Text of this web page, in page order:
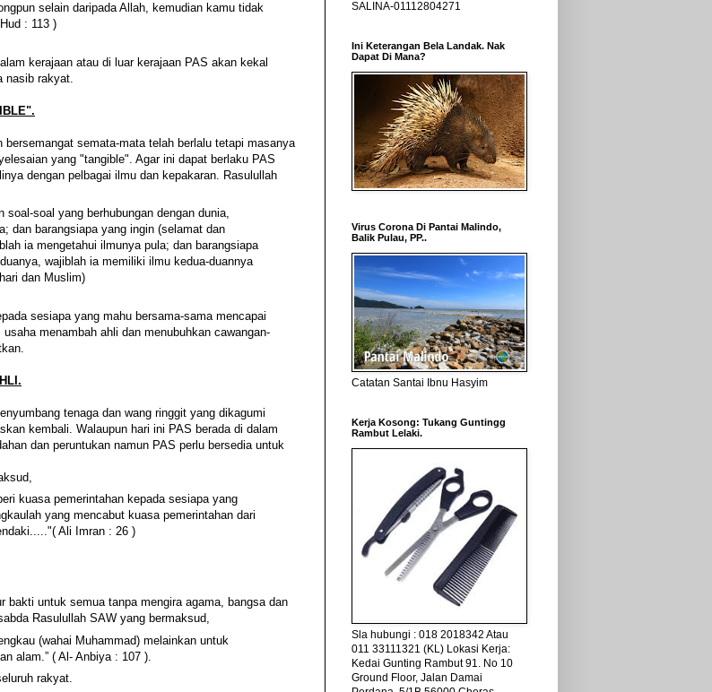
selain daripada Allah, kemudian kamu tidak
: 113 )
kerajaan atau di luar kerajaan PAS akan kekal
nasib rakyat.
bersemangat semata-mata telah berlalu tetapi masanya
yang "tangible". Agar ini dapat berlaku PAS
dengan pelbagai ilmu dan kepakaran. Rasulullah
soal-soal yang berhubungan dengan dunia,
dan barangsiapa yang ingin (selamat dan
ia mengetahui ilmunya pula; dan barangsiapa
wajiblah ia memiliki ilmu kedua-duannya
dan Muslim)
sesiapa yang mahu bersama-sama mencapai
menambah ahli dan menubuhkan cawangan-
tenaga dan wang ringgit yang dikagumi
kembali. Walaupun hari ini PAS berada di dalam
dan peruntukan namun PAS perlu bersedia untuk
kuasa pemerintahan kepada sesiapa yang
yang mencabut kuasa pemerintahan dari
Ali Imran : 26 )
bakti untuk semua tanpa mengira agama, bangsa dan
Rasulullah SAW yang bermaksud,
(wahai Muhammad) melainkan untuk
alam.” ( Al- Anbiya : 107 ).
rakyat.
SALINA-01112804271
Ini Keterangan Bela Landak. Nak
Dapat Di Mana?
Virus Corona Di Pantai Malindo,
Balik Pulau, PP..
Catatan Santai Ibnu Hasyim
Kerja Kosong: Tukang Guntingg
Rambut Lelaki.
Sla hubungi : 018 2018342 Atau
011 33111321 (KL) Lokasi Kerja:
Kedai Gunting Rambut 91. No 10
Ground Floor, Jalan Damai